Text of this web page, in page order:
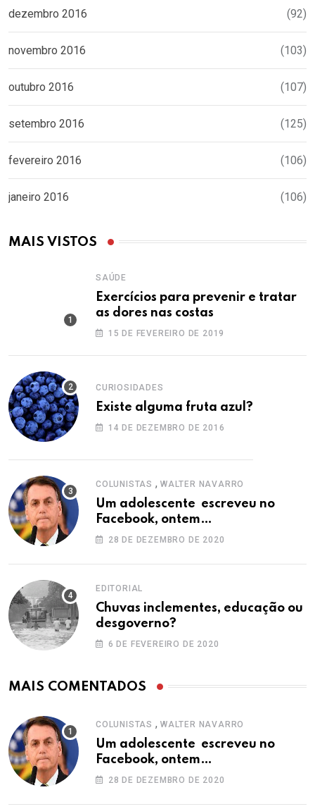
dezembro 2016 (92)
novembro 2016 (103)
outubro 2016 (107)
setembro 2016 (125)
fevereiro 2016 (106)
janeiro 2016 (106)
MAIS VISTOS
SAÚDE
Exercícios para prevenir e tratar
as dores nas costas
15 DE FEVEREIRO DE 2019
CURIOSIDADES
Existe alguma fruta azul?
14 DE DEZEMBRO DE 2016
COLUNISTAS , WALTER NAVARRO
Um adolescente escreveu no
Facebook, ontem…
28 DE DEZEMBRO DE 2020
EDITORIAL
Chuvas inclementes, educação ou
desgoverno?
6 DE FEVEREIRO DE 2020
MAIS COMENTADOS
COLUNISTAS , WALTER NAVARRO
Um adolescente escreveu no
Facebook, ontem…
28 DE DEZEMBRO DE 2020